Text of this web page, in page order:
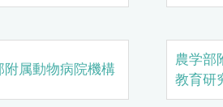
附属動物病院機構
農学部
教育研